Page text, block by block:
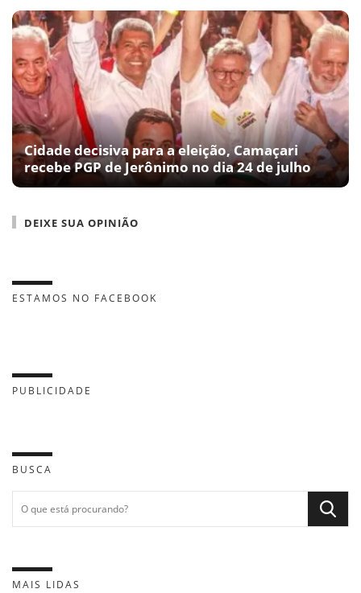
Cidade decisiva para a eleição, Camaçari
recebe PGP de Jerônimo no dia 24 de julho
DEIXE SUA OPINIÃO
ESTAMOS NO FACEBOOK
PUBLICIDADE
BUSCA
MAIS LIDAS